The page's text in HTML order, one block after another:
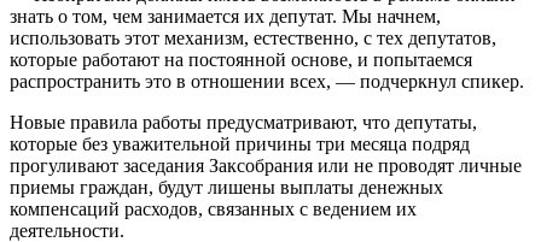
знать о том, чем занимается их депутат. Мы начнем,
использовать этот механизм, естественно, с тех депутатов,
которые работают на постоянной основе, и попытаемся
распространить это в отношении всех, — подчеркнул спикер.
Новые правила работы предусматривают, что депутаты,
которые без уважительной причины три месяца подряд
прогуливают заседания Заксобрания или не проводят личные
приемы граждан, будут лишены выплаты денежных
компенсаций расходов, связанных с ведением их
деятельности.